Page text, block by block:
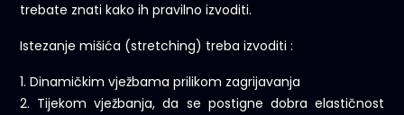
trebate znati kako ih pravilno izvoditi.
Istezanje mišića (stretching) treba izvoditi :
1. Dinamičkim vježbama prilikom zagrijavanja
2. Tijekom vježbanja, da se postigne dobra elastičnost